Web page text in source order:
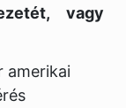
vagy
amerikai